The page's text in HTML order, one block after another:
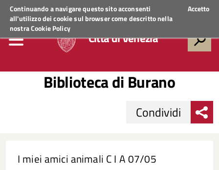
Continuando a navigare questo sito acconsenti
all'utilizzo dei cookie sul browser come descritto nella
nostraCookie Policy
Accetto
Regione VenetoACCEDI AI SERVIZI
Città di Venezia
Biblioteca di Burano
Condividi
I miei amici animali C I A 07/05